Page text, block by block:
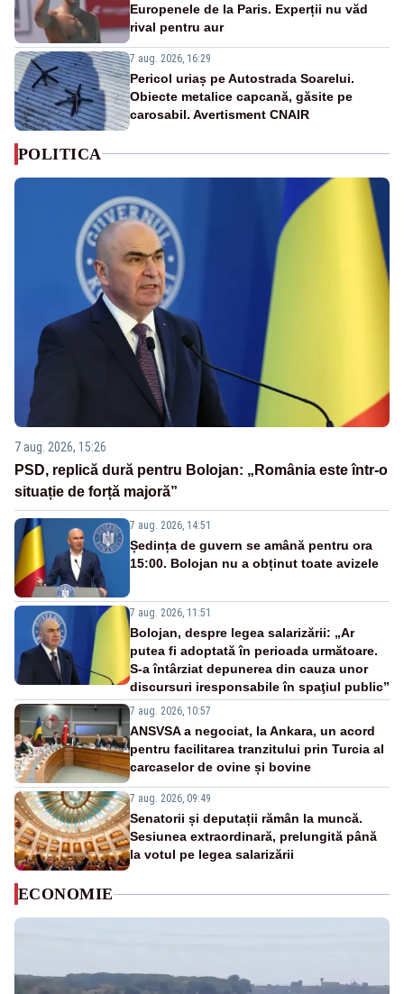
Europenele de la Paris. Experții nu văd
rival pentru aur
7 aug. 2026, 16:29
Pericol uriaș pe Autostrada Soarelui.
Obiecte metalice capcană, găsite pe
carosabil. Avertisment CNAIR
POLITICA
7 aug. 2026, 15:26
PSD, replică dură pentru Bolojan: „România este într-o
situație de forță majoră”
7 aug. 2026, 14:51
Ședința de guvern se amână pentru ora
15:00. Bolojan nu a obținut toate avizele
7 aug. 2026, 11:51
Bolojan, despre legea salarizării: „Ar
putea fi adoptată în perioada următoare.
S-a întârziat depunerea din cauza unor
discursuri iresponsabile în spaţiul public”
7 aug. 2026, 10:57
ANSVSA a negociat, la Ankara, un acord
pentru facilitarea tranzitului prin Turcia al
carcaselor de ovine și bovine
7 aug. 2026, 09:49
Senatorii și deputații rămân la muncă.
Sesiunea extraordinară, prelungită până
la votul pe legea salarizării
ECONOMIE